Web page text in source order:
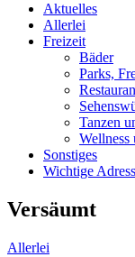
Aktuelles
Allerlei
Freizeit
Bäder
Parks,
Tanzen
Wellness
Sonstiges
Wichtige
Versäumt
Allerlei